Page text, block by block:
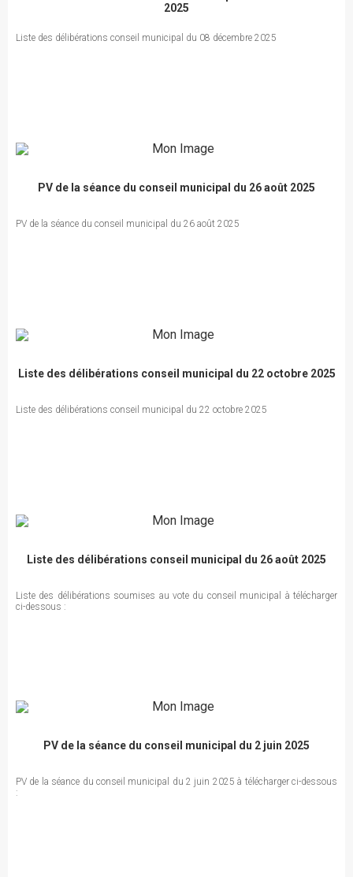
2025
Liste des délibérations conseil municipal du 08 décembre 2025
PV de la séance du conseil municipal du 26 août 2025
PV de la séance du conseil municipal du 26 août 2025
Liste des délibérations conseil municipal du 22 octobre 2025
Liste des délibérations conseil municipal du 22 octobre 2025
Liste des délibérations conseil municipal du 26 août 2025
Liste des délibérations soumises au vote du conseil municipal à télécharger
ci-dessous :
PV de la séance du conseil municipal du 2 juin 2025
PV de la séance du conseil municipal du 2 juin 2025 à télécharger ci-dessous
: